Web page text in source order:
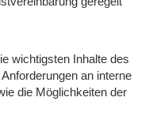
wichtigsten Inhalte des
an interne
die Möglichkeiten der